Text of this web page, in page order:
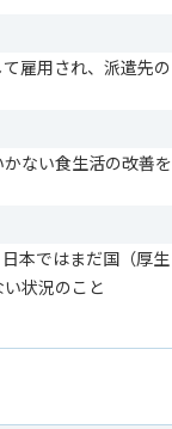
雇用され、派遣先の
ない食生活の改善を
本ではまだ国（厚生
状況のこと